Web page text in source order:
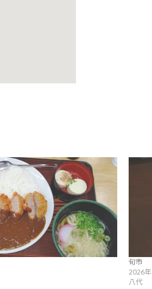
旬市
2026
八代